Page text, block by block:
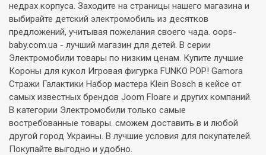
недрах корпуса. Заходите на страницы нашего магазина и
выбирайте детский электромобиль из десятков
предложений, учитывая пожелания своего чада. oops-
baby.com.ua - лучший магазин для детей. В серии
Электромобили товары по низким ценам. Купите лучшие
Короны для кукол Игровая фигурка FUNKO POP! Gamora
Стражи Галактики Набор мастера Klein Bosch в кейсе от
самых известных брендов Joom Floare и других компаний.
В категории Электромобили только самые
востребованные товары. сможем доставить в и любой
другой город Украины. В лучшие условия для покупателей.
Покупайте выгодно и удобно.